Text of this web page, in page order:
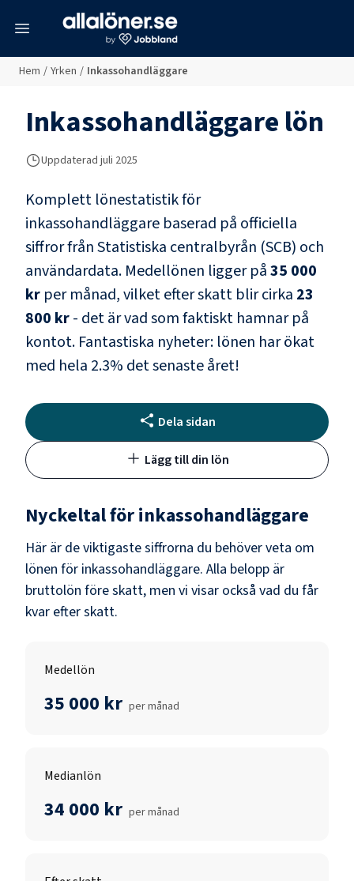
Hem / Yrken / Inkassohandläggare
Inkassohandläggarelön
Uppdaterad juli 2025
Komplett lönestatistik för
inkassohandläggare baserad på officiella
siffror från Statistiska centralbyrån (SCB) och
användardata. Medellönen ligger på35 000
kr per månad, vilket efter skatt blir cirka 23
800 kr- det är vad som faktiskt hamnar på
kontot. Fantastiska nyheter: lönen har ökat
med hela 2.3% det senaste året!
Dela sidan
Lägg till din lön
Nyckeltal förinkassohandläggare
Här är de viktigaste siffrorna du behöver veta om
lönen för inkassohandläggare. Alla belopp är
bruttolön före skatt, men vi visar också vad du får
kvar efter skatt.
Medellön
35 000 kr per månad
Medianlön
34 000 kr per månad